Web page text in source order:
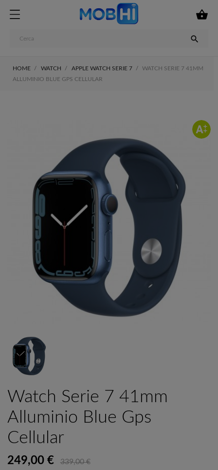


HOME WATCH APPLE WATCH SERIE 7
WATCH SERIE 7 41MM
ALLUMINIO BLUE GPS CELLULAR
Watch Serie 7 41mm
Alluminio Blue Gps
Cellular
249,00 € 339,00 €